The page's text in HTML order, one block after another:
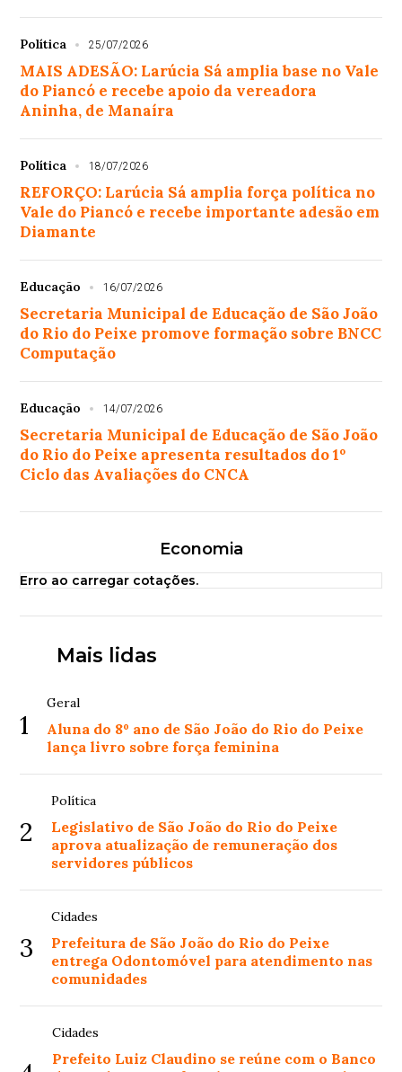
Política 25/07/2026
MAIS ADESÃO: Larúcia Sá amplia base no Vale
do Piancó e recebe apoio da vereadora
Aninha, de Manaíra
Política 18/07/2026
REFORÇO: Larúcia Sá amplia força política no
Vale do Piancó e recebe importante adesão em
Diamante
Educação 16/07/2026
Secretaria Municipal de Educação de São João
do Rio do Peixe promove formação sobre BNCC
Computação
Educação 14/07/2026
Secretaria Municipal de Educação de São João
do Rio do Peixe apresenta resultados do 1º
Ciclo das Avaliações do CNCA
Economia
Erro ao carregar cotações.
Mais lidas
1
Geral
Aluna do 8º ano de São João do Rio do Peixe
lança livro sobre força feminina
2
Política
Legislativo de São João do Rio do Peixe
aprova atualização de remuneração dos
servidores públicos
3
Cidades
Prefeitura de São João do Rio do Peixe
entrega Odontomóvel para atendimento nas
comunidades
Cidades
Prefeito Luiz Claudino se reúne com o Banco